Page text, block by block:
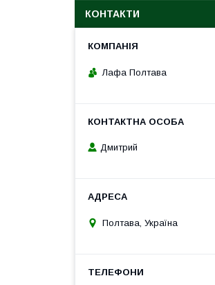
КОНТАКТИ
Лафа Полтава
Дмитрий
Полтава, Україна